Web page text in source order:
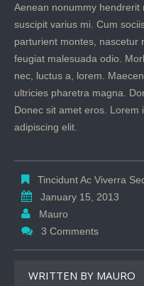
Aenean nonummy hendrerit
suscipit varius mi. Cum
parturient montes, nascetur
feugiat malesuada odio.
nec, luctus a, lorem.
ultricies pharetra magna.
Donec sit amet eros.
adipiscing elit.
Tincidunt Ac Viverra
January 15, 2013
Mauro
3 Comments
WRITTEN BY MAURO